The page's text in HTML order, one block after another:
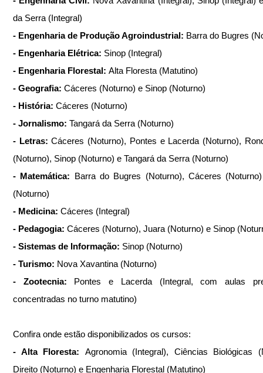
da Serra (Integral)
- Engenharia de Produção Agroindustrial: Barra do Bugres
- Engenharia Elétrica: Sinop (Integral)
- Engenharia Florestal: Alta Floresta (Matutino)
- Geografia: Cáceres (Noturno) e Sinop (Noturno)
- História: Cáceres (Noturno)
- Jornalismo: Tangará da Serra (Noturno)
- Letras: Cáceres (Noturno), Pontes e Lacerda (Noturno),
(Noturno), Sinop (Noturno) e Tangará da Serra (Noturno)
- Matemática: Barra do Bugres (Noturno), Cáceres
(Noturno)
- Medicina: Cáceres (Integral)
- Pedagogia: Cáceres (Noturno), Juara (Noturno) e Sinop
- Sistemas de Informação: Sinop (Noturno)
- Turismo: Nova Xavantina (Noturno)
- Zootecnia: Pontes e Lacerda (Integral, com aulas
concentradas no turno matutino)
Confira onde estão disponibilizados os cursos:
- Alta Floresta: Agronomia (Integral), Ciências Biológicas
Direito (Noturno) e Engenharia Florestal (Matutino)